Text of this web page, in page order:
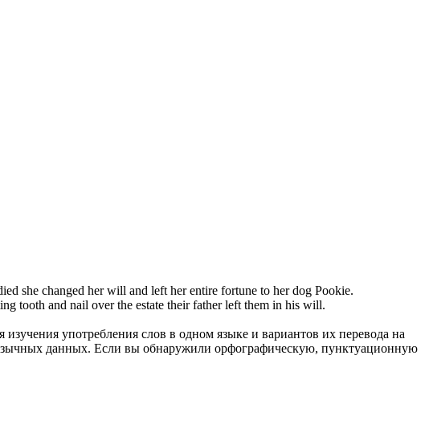
she changed her will and left her entire fortune to her dog Pookie.
tooth and nail over the estate their fatherleft them in his will.
употребления слов в одном языке и вариантов их перевода на
данных. Если вы обнаружили орфографическую, пунктуационную